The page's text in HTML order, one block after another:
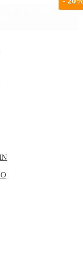
meilleure expérience